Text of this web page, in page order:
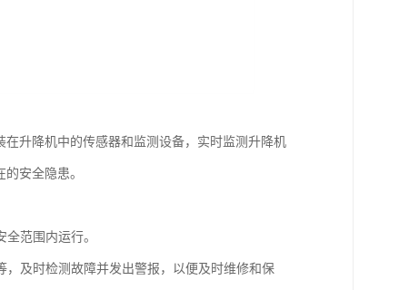
升降机中的传感器和监测设备，实时监测升降机
安全隐患。
范围内运行。
及时检测故障并发出警报，以便及时维修和保